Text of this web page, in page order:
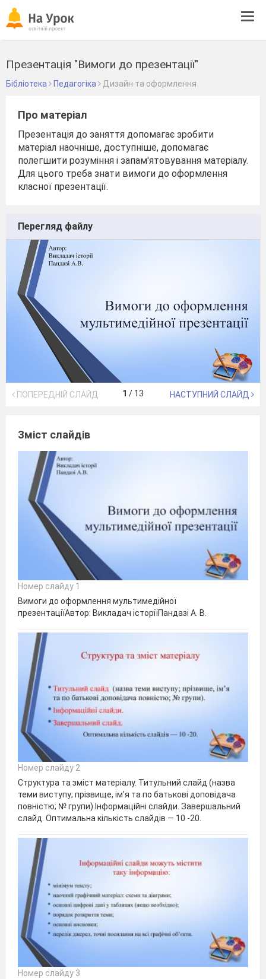
Презентація "Вимоги до презентації"
Бібліотека Педагогіка Дизайн та оформлення
Про матеріал
Презентація до заняття допомагає зробити
матеріал наочніше, доступніше, допомагає
полегшити розуміння і запам'ятовування матеріалу.
Для цього треба знати вимоги до оформлення
класної презентації.
Перегляд файлу
ПОПЕРЕДНІЙ СЛАЙД 1 / 13 НАСТУПНИЙ СЛАЙД
Зміст слайдів
Номер слайду 1
Вимоги до оформлення мультимедійної
презентаціїАвтор: Викладач історіїПандазі А. В.
Номер слайду 2
Структура та зміст матеріалу. Титульний слайд (назва
теми виступу; прізвище, ім’я та по батькові доповідача
повністю; № групи).Інформаційні слайди. Завершальний
слайд. Оптимальна кількість слайдів — 10 -20.
Номер слайду 3